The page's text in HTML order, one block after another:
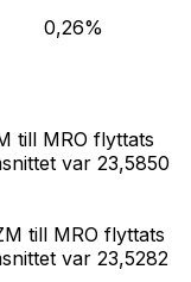
0,26%
till MRO flyttats
var 23,5850
till MRO flyttats
var 23,5282